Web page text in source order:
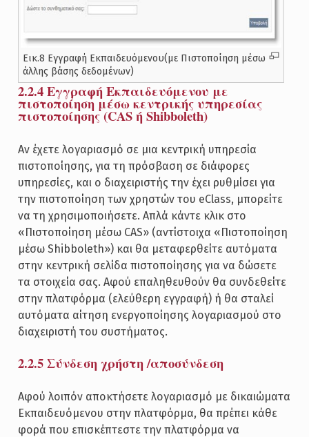
Εικ.8 Εγγραφή Εκπαιδευόμενου(με Πιστοποίηση μέσω
άλλης βάσης δεδομένων)
2.2.4 Εγγραφή Εκπαιδευόμενου με
πιστοποίηση μέσω κεντρικής υπηρεσίας
πιστοποίησης (CAS ή Shibboleth)
Αν έχετε λογαριασμό σε μια κεντρική υπηρεσία
πιστοποίησης, για τη πρόσβαση σε διάφορες
υπηρεσίες, και ο διαχειριστής την έχει ρυθμίσει για
την πιστοποίηση των χρηστών του eClass, μπορείτε
να τη χρησιμοποιήσετε. Απλά κάντε κλικ στο
«Πιστοποίηση μέσω CAS» (αντίστοιχα «Πιστοποίηση
μέσω Shibboleth») και θα μεταφερθείτε αυτόματα
στην κεντρική σελίδα πιστοποίησης για να δώσετε
τα στοιχεία σας. Αφού επαληθευθούν θα συνδεθείτε
στην πλατφόρμα (ελεύθερη εγγραφή) ή θα σταλεί
αυτόματα αίτηση ενεργοποίησης λογαριασμού στο
διαχειριστή του συστήματος.
2.2.5 Σύνδεση χρήστη /αποσύνδεση
Αφού λοιπόν αποκτήσετε λογαριασμό με δικαιώματα
Εκπαιδευόμενου στην πλατφόρμα, θα πρέπει κάθε
φορά που επισκέπτεστε την πλατφόρμα να